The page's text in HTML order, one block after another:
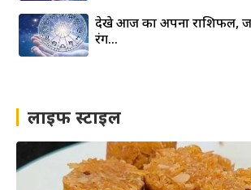
देखे आज का अपना राशिफल,
रंग…
लाइफ स्टाइल